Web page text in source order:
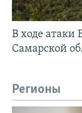
В ходе атаки
Самарской
Регионы